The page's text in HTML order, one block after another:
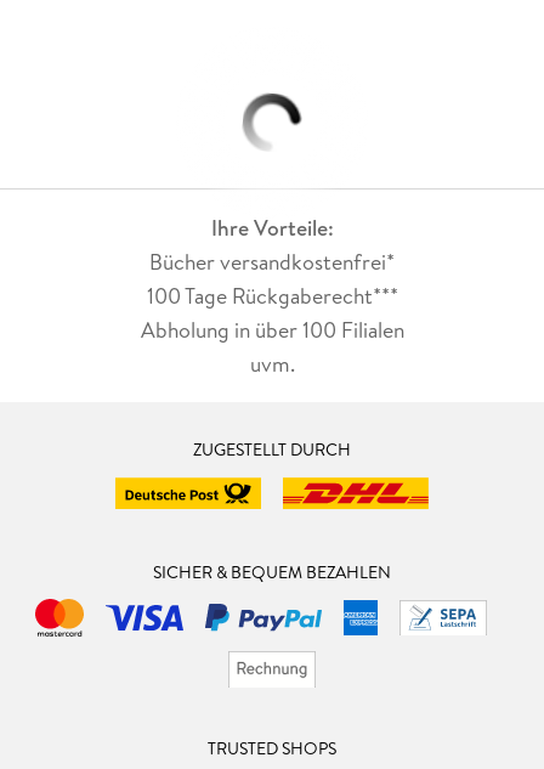
Ihre Vorteile:
Bücher versandkostenfrei*
100 Tage Rückgaberecht***
Abholung in über 100 Filialen
uvm.
ZUGESTELLT DURCH
SICHER & BEQUEM BEZAHLEN
TRUSTED SHOPS